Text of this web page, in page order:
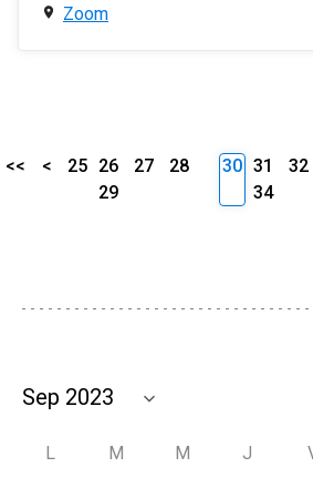
Zoom
<< < 25 26 27
28
29
30 31 32
34
L M M J